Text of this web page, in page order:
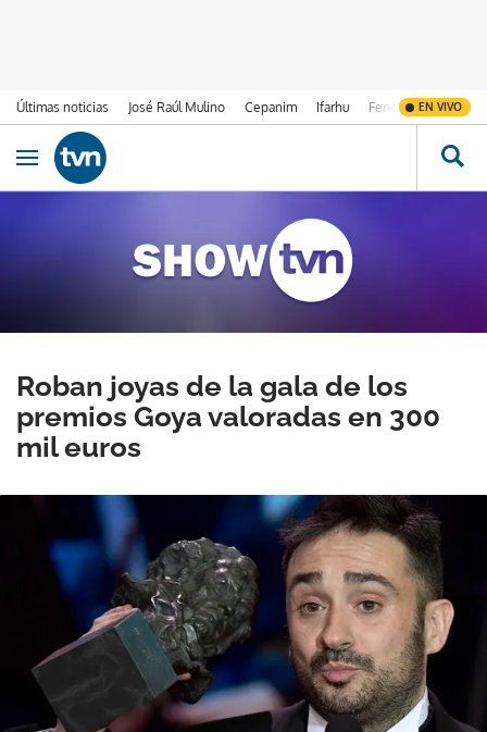
Últimas noticias José Raúl Mulino Cepanim Ifarhu Fenómeno de El
EN VIVO
Ir al contenido
Obrir navegació
Roban joyas de la gala de los
premios Goya valoradas en 300
mil euros